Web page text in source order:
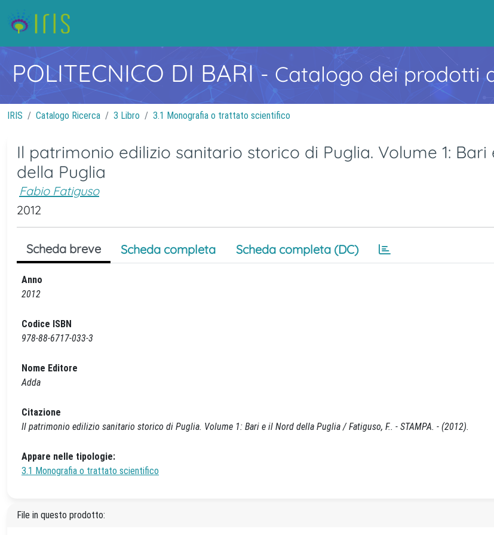
POLITECNICO DI BARI- Catalogo dei prodotti
IRIS Catalogo Ricerca 3 Libro 3.1 Monografia o trattato scientifico
Il patrimonio edilizio sanitario storico di Puglia. Volume 1: Bari
della Puglia
Fabio Fatiguso
2012
Scheda breve Scheda completa Scheda completa (DC)
Anno
2012
Codice ISBN
978-88-6717-033-3
Nome Editore
Adda
Citazione
Il patrimonio edilizio sanitario storico di Puglia. Volume 1: Bari e il Nord della Puglia / Fatiguso, F.. - STAMPA. - (2012).
Appare nelle tipologie:
3.1 Monografia o trattato scientifico
File in questo prodotto: